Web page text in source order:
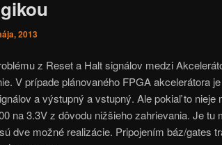
2013
z Reset a Halt signálov medzi
V prípade plánovaného FPGA akcelerátora
a výstupný a vstupný. Ale pokiaľ to nieje
na 3.3V z dôvodu nižšieho zahrievania. Je tu
dve možné realizácie. Pripojením báz/gates